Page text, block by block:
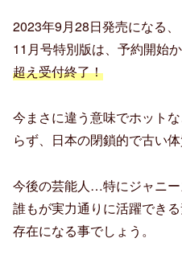
2023年9月28日発売になる
11月号特別版は、予約開始
超え受付終了！
今まさに違う意味でホット
らず、日本の閉鎖的で古い
今後の芸能人…特にジャニー
誰もが実力通りに活躍でき
存在になる事でしょう。